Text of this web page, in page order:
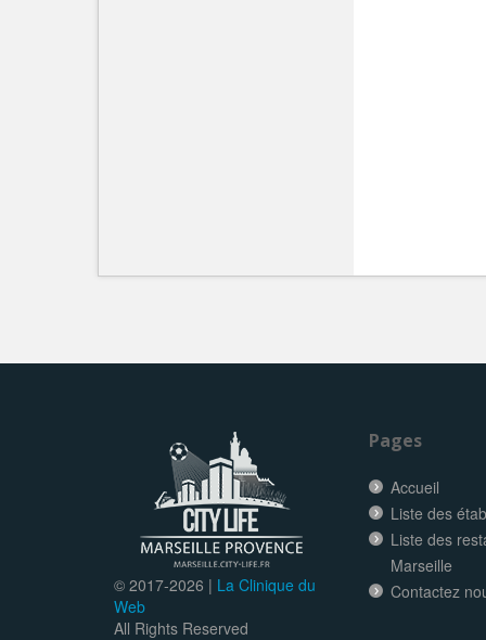
© 2017-2026 | La Clinique du
Web
All Rights Reserved
Pages
Accueil
Liste des
Liste des
Marseille
Contactez